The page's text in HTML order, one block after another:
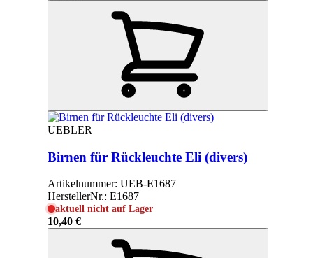
UEBLER
Birnen für Rückleuchte Eli (divers)
Artikelnummer: UEB-E1687
HerstellerNr.: E1687
aktuell nicht auf Lager
10,40 €